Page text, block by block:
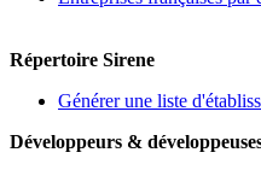
Répertoire Sirene
Générer une liste
Développeurs &